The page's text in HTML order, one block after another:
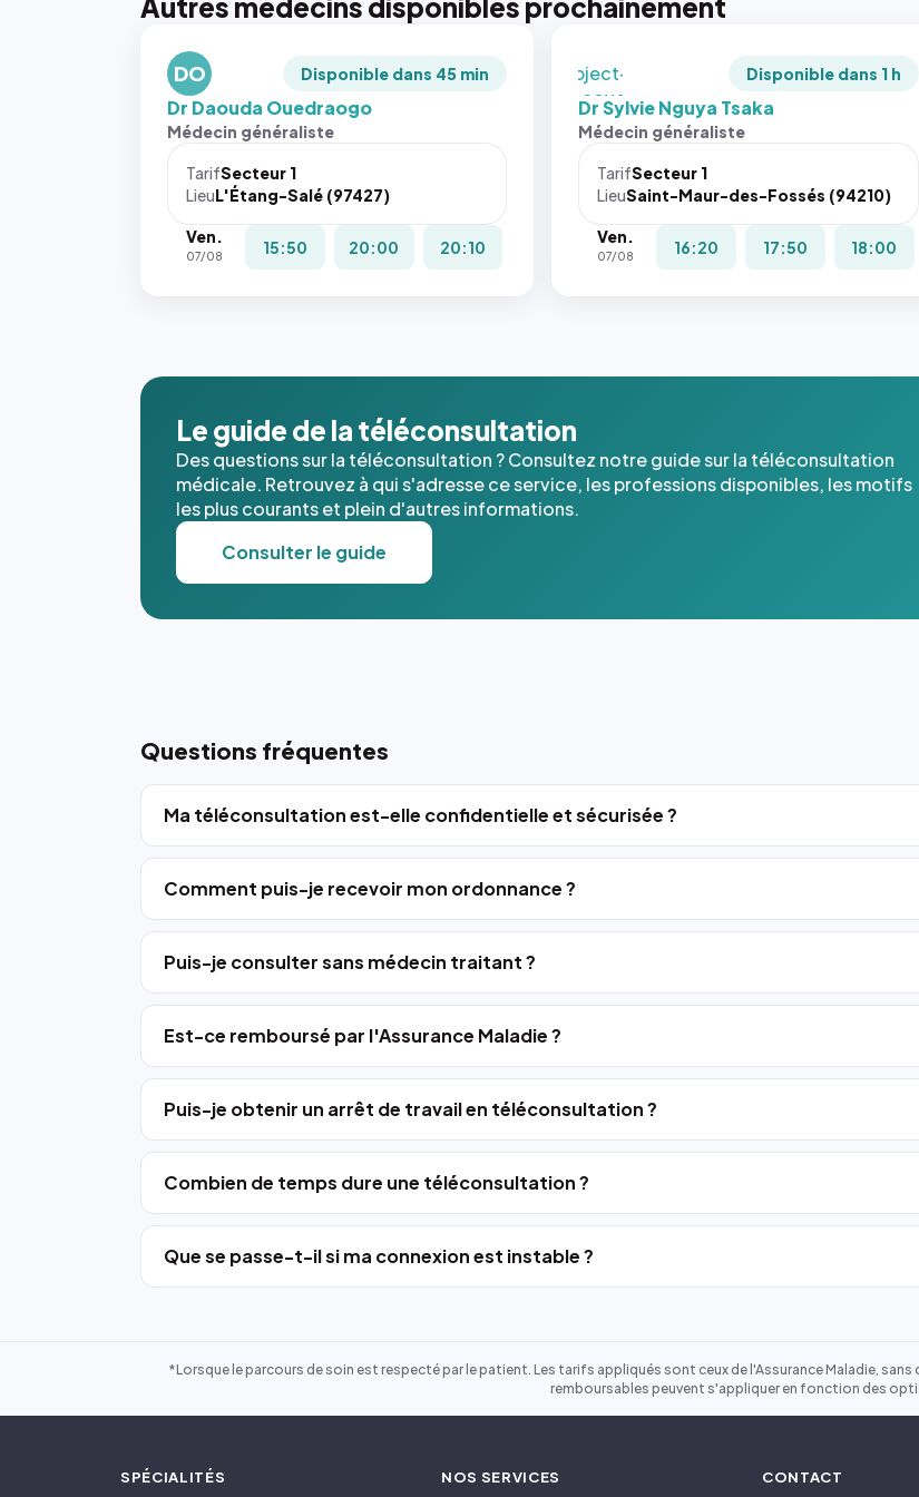
Autres médecins disponibles prochainement
DO Disponible dans 45 min
Dr Daouda Ouedraogo
Médecin généraliste
TarifSecteur 1
LieuL'Étang-Salé (97427)
Ven.
07/08 15:50 20:00 20:10
recadrée
`object-
fit: cover`.
Sans ces
navigateur
pas la
place, et
cas. #}
Disponible dans 1 h
Dr Sylvie Nguya Tsaka
Médecin généraliste
TarifSecteur 1
LieuSaint-Maur-des-Fossés (94210)
Ven.
07/08 16:20 17:50 18:00
Le guide de la téléconsultation
Des questions sur la téléconsultation ? Consultez notre guide sur la téléconsultation
médicale. Retrouvez à qui s'adresse ce service, les professions disponibles, les motifs
les plus courants et plein d'autres informations.
Consulter le guide
Questions fréquentes
Ma téléconsultation est-elle confidentielle et sécurisée ?
Comment puis-je recevoir mon ordonnance ?
Puis-je consulter sans médecin traitant ?
Est-ce remboursé par l'Assurance Maladie ?
Puis-je obtenir un arrêt de travail en téléconsultation ?
Combien de temps dure une téléconsultation ?
Que se passe-t-il si ma connexion est instable ?
*Lorsque le parcours de soin est respecté par le patient. Les tarifs appliqués sont ceux de l'Assurance Maladie,
remboursables peuvent s'appliquer en fonction des
SPÉCIALITÉS NOS SERVICES CONTACT